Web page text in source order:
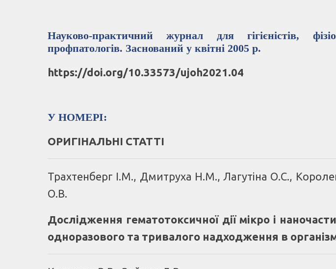
Науково-практичний журнал для гігієністів,
профпатологів. Заснований у квітні 2005 р.
https://doi.org/10.33573/ujoh2021.04
У НОМЕРІ:
ОРИГІНАЛЬНІ СТАТТІ
Трахтенберг І.М., Дмитруха Н.М., Лагутіна О.С.,
О.В.
Дослідження гематотоксичної дії мікро і
одноразового та тривалого надходження в